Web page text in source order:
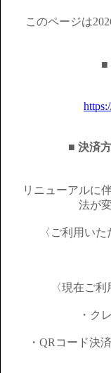
このページは
■
■ 決済
リニューアルに
法が
〈ご利用い
〈現在ご
・ク
・QRコード決